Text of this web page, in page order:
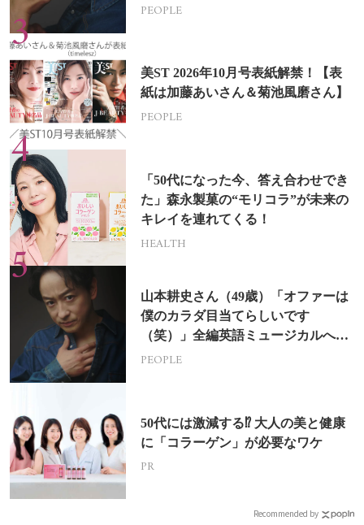
PEOPLE
美ST 2026年10月号表紙解禁！【表
紙は加藤あいさん＆菊池風磨さん】
PEOPLE
「50代になった今、答え合わせでき
た」森永製菓の“モリコラ”が未来の
キレイを連れてくる！
HEALTH
山本耕史さん（49歳）「オファーは
僕のカラダ目当てらしいです
（笑）」全編英語ミュージカルへの
挑戦
PEOPLE
50代には激減する⁉ 大人の美と健康
に「コラーゲン」が必要なワケ
PR
Recommended by